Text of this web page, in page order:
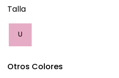
Talla
U
Otros Colores